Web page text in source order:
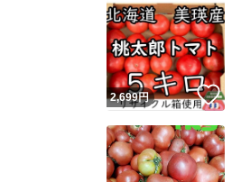
2,699円